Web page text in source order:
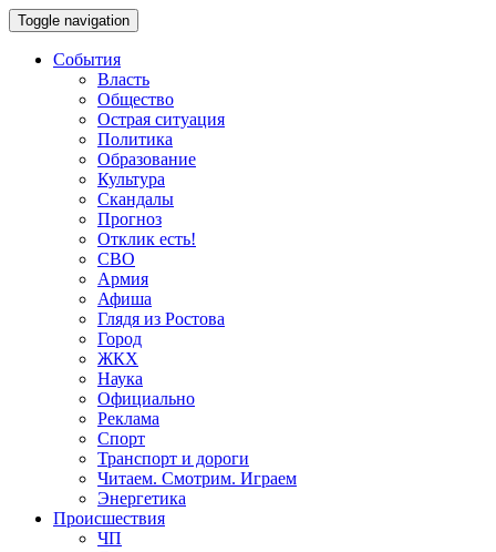
Toggle navigation
События
Власть
Общество
Острая ситуация
Политика
Образование
Культура
Скандалы
Прогноз
Отклик есть!
СВО
Армия
Афиша
Глядя из Ростова
Город
ЖКХ
Наука
Официально
Реклама
Спорт
Транспорт и дороги
Читаем. Смотрим. Играем
Энергетика
Происшествия
ЧП